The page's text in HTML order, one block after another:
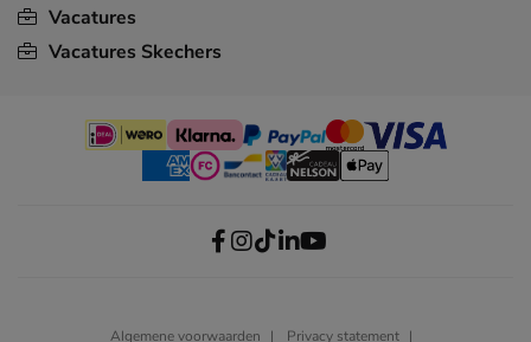
Vacatures
Vacatures Skechers
Algemene voorwaarden Privacy statement